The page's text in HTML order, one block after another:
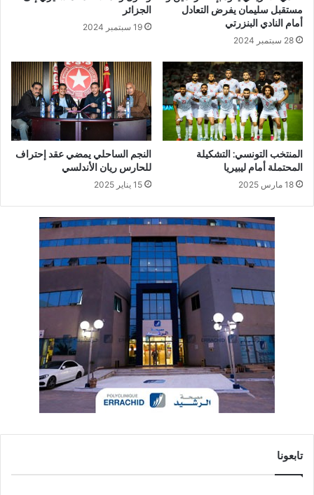
مستقبل سليمان يفرض التعادل
أمام النادي البنزرتي
28 سبتمبر 2024
الجزائر
19 سبتمبر 2024
المنتخب التونسي: التشكيلة
المحتملة أمام ليبيريا
18 مارس 2025
النجم الساحلي يمضي عقد إحتراف
للحارس ريان الأندلسي
15 يناير 2025
تابعونا